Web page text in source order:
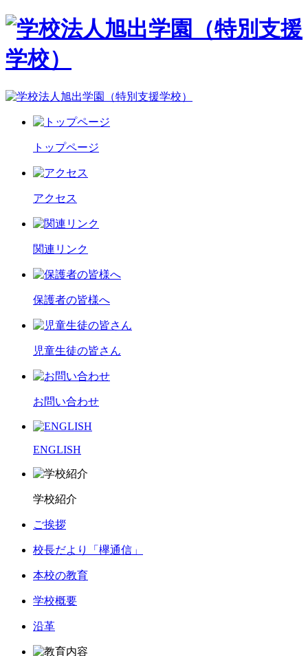
トップページ
アクセス
関連リンク
保護者の皆様へ
児童生徒の皆さん
お問い合わせ
ENGLISH
学校紹介
ご挨拶
校長だより「欅通信」
本校の教育
学校概要
沿革